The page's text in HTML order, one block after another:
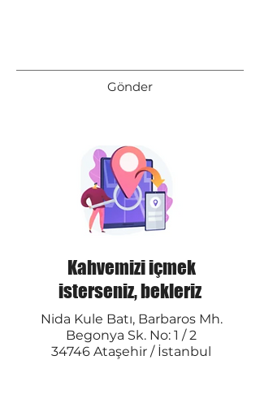
Gönder
Kahvemizi içmek
isterseniz, bekleriz
Nida Kule Batı, Barbaros Mh.
Begonya Sk. No: 1 / 2
34746 Ataşehir / İstanbul